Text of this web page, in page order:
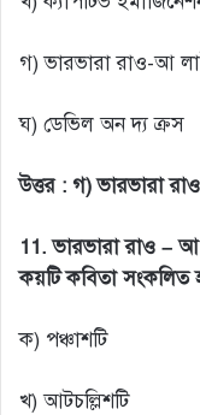
গ) ভারভারা রাও-আ
ঘ) ডেভিল অন দ্য ক্রস
উত্তর : গ) ভারভারা
11. ভারভারা রাও –
কয়টি কবিতা সংকলিত
ক) পঞ্চাশটি
খ) আটচল্লিশটি